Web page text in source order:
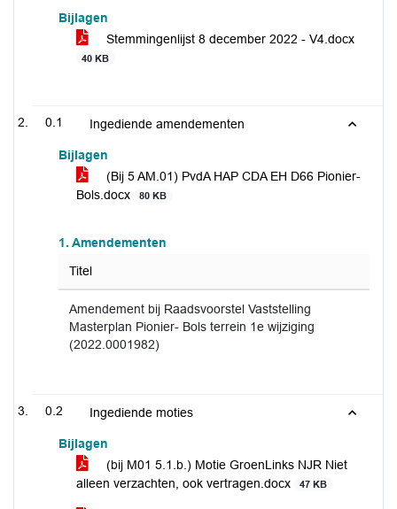
Bijlagen
Stemmingenlijst 8 december 2022 - V4.docx
40 KB
0.1 Ingediende amendementen
Bijlagen
(Bij 5 AM.01) PvdA HAP CDA EH D66 Pionier-
Bols.docx
80 KB
1. Amendementen
Titel
Amendement bij Raadsvoorstel Vaststelling
Masterplan Pionier- Bols terrein 1e wijziging
(2022.0001982)
0.2 Ingediende moties
Bijlagen
(bij M01 5.1.b.) Motie GroenLinks NJR Niet
alleen verzachten, ook vertragen.docx
47 KB